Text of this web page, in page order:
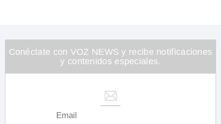
Conéctate con VOZ NEWS y recibe notificaciones
y contenidos especiales.